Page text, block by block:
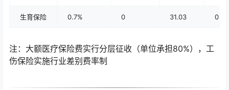
生育保险 0.7% 0 31.03 0
注：大额医疗保险费实行分层征收（单位承担80%），工
伤保险实施行业差别费率制